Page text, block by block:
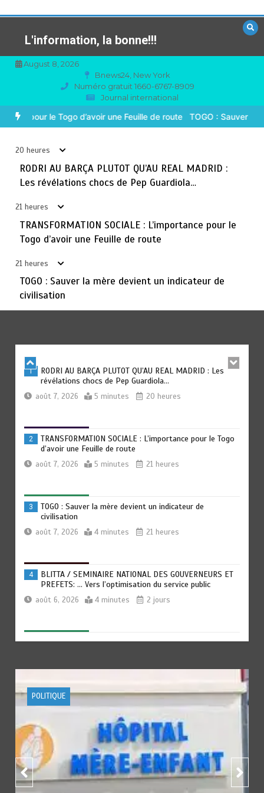
au
contenuL'information, la bonne!!!
August 8, 2026
Bnews24, New York
Numéro gratuit 1660-6767-8909
Journal international
REAL MADRID : Les révélations chocs de Pep Guardiola…
20 heures
RODRI AU BARÇA PLUTOT QU’AU REAL MADRID :
Les révélations chocs de Pep Guardiola…
21 heures
TRANSFORMATION SOCIALE : L’importance pour le
Togo d’avoir une Feuille de route
21 heures
TOGO : Sauver la mère devient un indicateur de
civilisation
TOGO : Sauver la mère devient un indicateur de
4
BLITTA / SEMINAIRE NATIONAL DES GOUVERNEURS ET
PREFETS: … Vers l’optimisation du service public
RECHERCHE ET INNOVATION: Le Togo ouvre la voie pour
l’enracinement du génie génétique et de la
tourisme
1
RODRI AU BARÇA PLUTOT QU’AU REAL MADRID : Les
révélations chocs de Pep Guardiola…
août 7, 2026 5 minutes 20 heures
2
TRANSFORMATION SOCIALE : L’importance pour le Togo
d’avoir une Feuille de route
août 7, 2026 5 minutes 21 heures
3
TOGO : Sauver la mère devient un indicateur de
civilisation
août 7, 2026 4 minutes 21 heures
4
BLITTA / SEMINAIRE NATIONAL DES GOUVERNEURS ET
PREFETS: … Vers l’optimisation du service public
août 6, 2026 4 minutes 2 jours
5
RECHERCHE ET INNOVATION: Le Togo ouvre la voie pour
TOGO : Bon vent dans les secteurs des transports et du
août 6, 2026 4 minutes 2 jours
1
RODRI AU BARÇA PLUTOT QU’AU REAL MADRID : Les
ACTUALITE FOOTBALL